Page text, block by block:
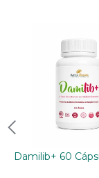
Damilib+ 60